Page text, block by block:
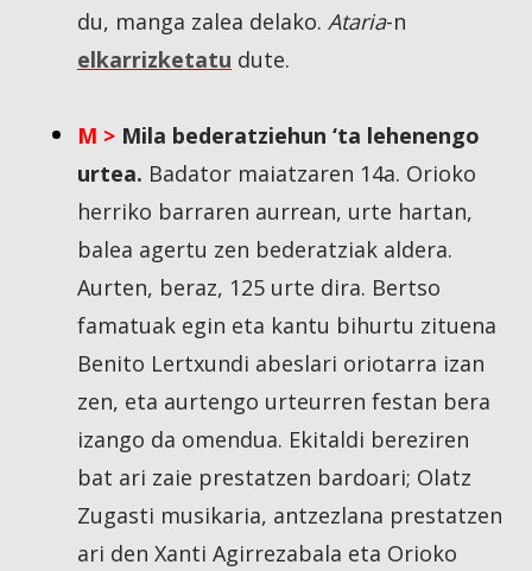
du, manga zalea delako. Ataria-n
elkarrizketatu dute.
M > Mila bederatziehun ‘ta lehenengo
urtea. Badator maiatzaren 14a. Orioko
herriko barraren aurrean, urte hartan,
balea agertu zen bederatziak aldera.
Aurten, beraz, 125 urte dira. Bertso
famatuak egin eta kantu bihurtu zituena
Benito Lertxundi abeslari oriotarra izan
zen, eta aurtengo urteurren festan bera
izango da omendua. Ekitaldi bereziren
bat ari zaie prestatzen bardoari; Olatz
Zugasti musikaria, antzezlana prestatzen
ari den Xanti Agirrezabala eta Orioko